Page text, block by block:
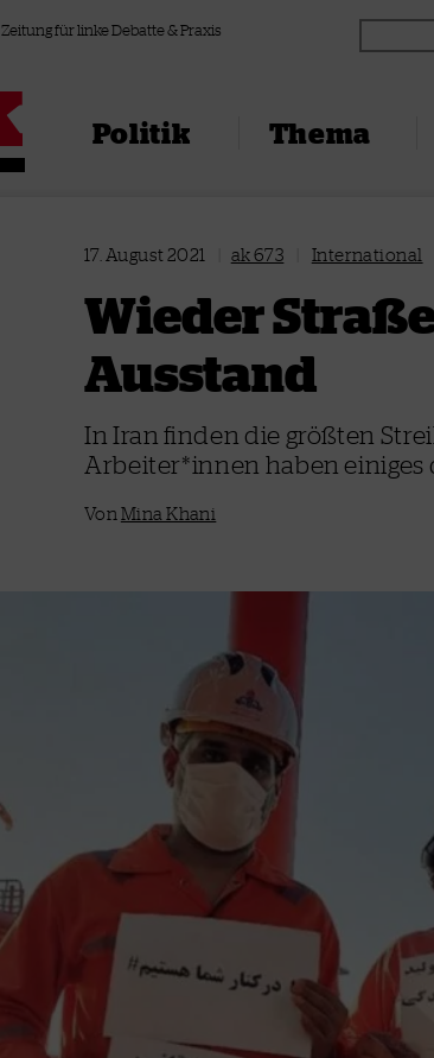
Zeitung für linke Debatte & Praxis
Politik Thema
17. August 2021 ak 673 International
Wieder
Ausstand
In Iran finden die größten
Arbeiter*innen haben einiges
VonMina Khani